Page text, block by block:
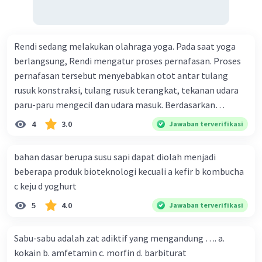
skenario paling jarang. Jika anak perempuan
menerima satu kromosom X dari ibu (X^h) dan
satu dari ayah (X^h), maka dia akan menderita
hemofilia. Namun, ini sangat jarang terjadi
karena ayah harus memiliki alel hemofilia dan
ibu harus memiliki alel hemofilia.
(X^H X^H) atau anak perempuan pembawa
hemofilia (X^H X^h). Anak perempuan yang
menderita hemofilia (X^h X^h) sangat jarang
terjadi dalam situasi seperti ini. Oleh karena itu,
menderita hemofilia dalam situasi ini sangat
rendah.
Rendi sedang melakukan olahraga yoga. Pada saat yoga
berlangsung, Rendi mengatur proses pernafasan. Proses
pernafasan tersebut menyebabkan otot antar tulang
rusuk konstraksi, tulang rusuk terangkat, tekanan udara
paru-paru mengecil dan udara masuk. Berdasarkan
informasi tersebut, dapat disimpulkan bahwa Rendi
sedang melakukan proses pernafasan....
4 3.0 Jawaban terverifikasi
bahan dasar berupa susu sapi dapat diolah menjadi
beberapa produk bioteknologi kecuali a kefir b kombucha
c keju d yoghurt
5 4.0 Jawaban terverifikasi
Sabu-sabu adalah zat adiktif yang mengandung …. a.
kokain b. amfetamin c. morfin d. barbiturat